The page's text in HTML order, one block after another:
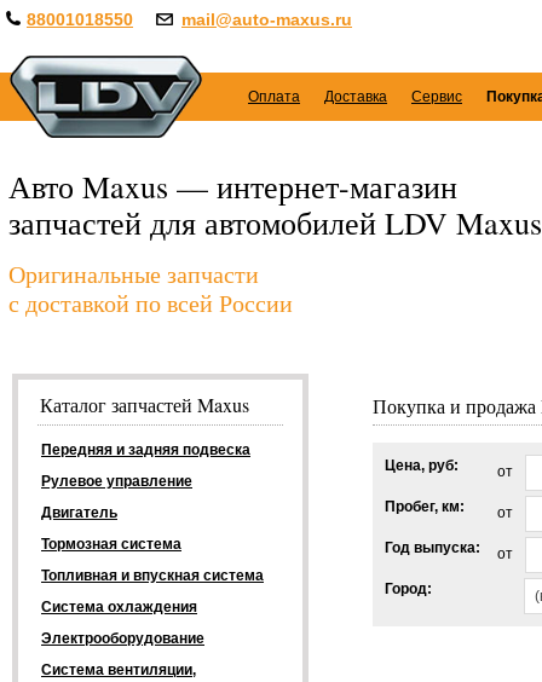
88001018550 mail@auto-maxus.ru
Оплата Доставка Сервис
Авто Maxus — интернет-магазин
запчастей для автомобилей LDV Maxus
Оригинальные запчасти
с доставкой по всей России
Покупка и продажа
Цена, руб: от
Пробег, км: от
Год выпуска: от
Город:
Каталог запчастей Maxus
Передняя и задняя подвеска
Рулевое управление
Двигатель
Тормозная система
Топливная и впускная система
Система охлаждения
Электрооборудование
Система вентиляции,